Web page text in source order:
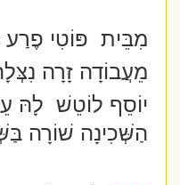
מִבֵּית
פּוֹטִי פֶרַע
מֵעֲבוֹדָה זָרָה נִצְּלָה
יוֹסֵף לוֹטֵשׁ לָהּ
הַשְּׁכִינָה שׁוֹרָה